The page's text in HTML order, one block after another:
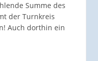
Summe des
der Turnkreis
Auch dorthin ein